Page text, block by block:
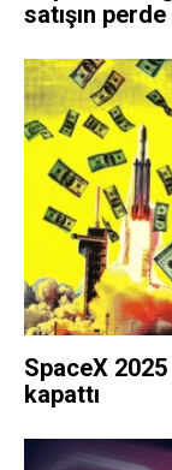
satışın
SpaceX
kapattı